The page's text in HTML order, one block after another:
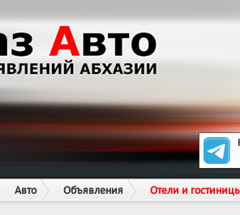
Авто Объявления Отели и